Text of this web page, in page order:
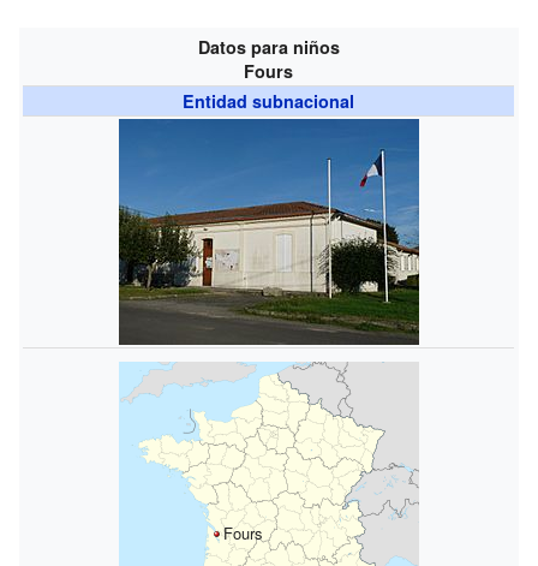
Datos para niños
Fours
Entidad subnacional
Fours